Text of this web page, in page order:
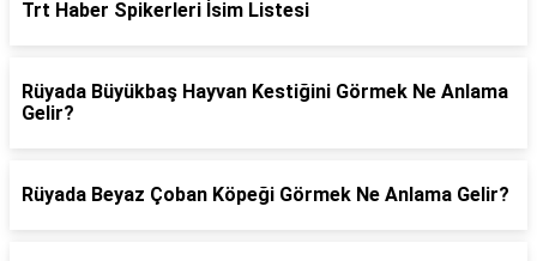
Trt Haber Spikerleri İsim Listesi
Rüyada Büyükbaş Hayvan Kestiğini Görmek Ne Anlama
Gelir?
Rüyada Beyaz Çoban Köpeği Görmek Ne Anlama Gelir?